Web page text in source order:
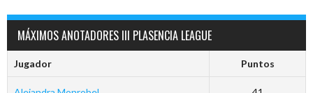
MÁXIMOS ANOTADORES III PLASENCIA LEAGUE
Jugador Puntos